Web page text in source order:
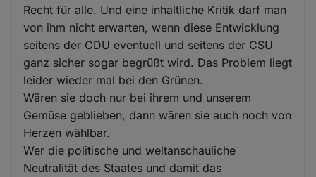
Recht für alle. Und eine inhaltliche Kritik darf man
von ihm nicht erwarten, wenn diese Entwicklung
seitens der CDU eventuell und seitens der CSU
ganz sicher sogar begrüßt wird. Das Problem liegt
leider wieder mal bei den Grünen.
Wären sie doch nur bei ihrem und unserem
Gemüse geblieben, dann wären sie auch noch von
Herzen wählbar.
Wer die politische und weltanschauliche
Neutralität des Staates und damit das